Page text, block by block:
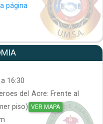
página
16:30
del Acre: Frente al
piso) VER MAPA